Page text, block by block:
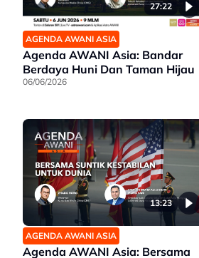
27:22
AGENDA AWANI ASIA
Agenda AWANI Asia: Bandar
Berdaya Huni Dan Taman Hijau
06/06/2026
13:23
AGENDA AWANI ASIA
Agenda AWANI Asia: Bersama